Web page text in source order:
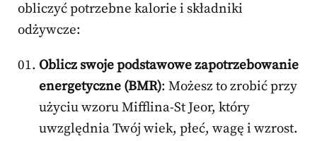
obliczyć potrzebne kalorie i składniki
odżywcze:
Oblicz swoje podstawowe zapotrzebowanie
energetyczne (BMR): Możesz to zrobić przy
użyciu wzoru Mifflina-St Jeor, który
uwzględnia Twój wiek, płeć, wagę i wzrost.